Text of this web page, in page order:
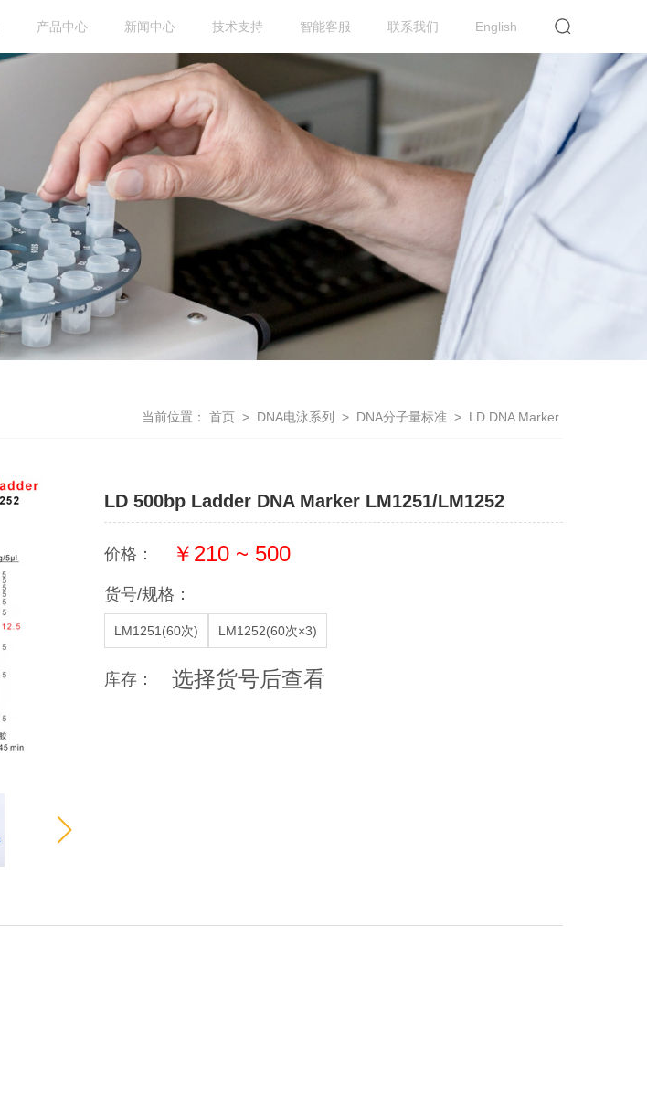
产品中心 新闻中心 技术支持 智能客服 联系我们 English
当前位置： 首页 > DNA电泳系列 > DNA分子量标准 > LD DNA Marker
LD 500bp Ladder DNA Marker LM1251/LM1252
价格： ￥210 ~ 500
货号/规格：
LM1251(60次) LM1252(60次×3)
库存： 选择货号后查看